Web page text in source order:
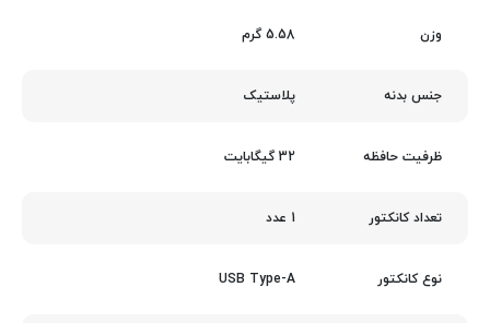
وزن 5.58 گرم
جنس بدنه پلاستیک
ظرفیت حافظه 32 گیگابایت
تعداد کانکتور 1 عدد
نوع کانکتور USB Type-A